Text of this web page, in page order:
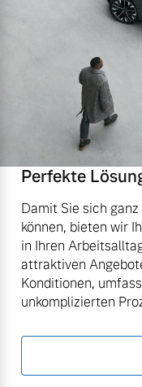
Perfekte
Damit Sie sich
können, bieten wir
in Ihren
attraktiven
Konditionen,
unkomplizierten